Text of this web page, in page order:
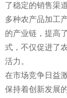
了稳定的销售渠
多种农产品加工
的产业链，提高
式，不仅促进了
活力。
在市场竞争日益
保持着创新发展